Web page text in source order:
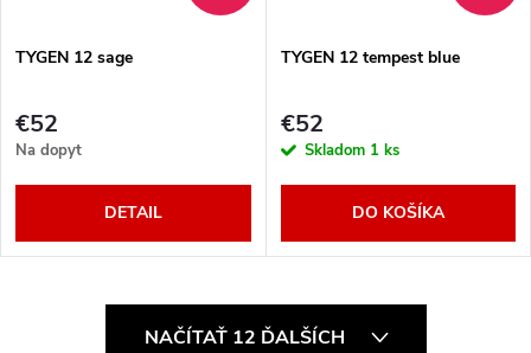
TYGEN 12 sage
€52
Na dopyt
DETAIL
TYGEN 12 tempest blue
€52
Skladom 1 ks
DO KOŠÍKA
NAČÍTAŤ 12 ĎALŠÍCH